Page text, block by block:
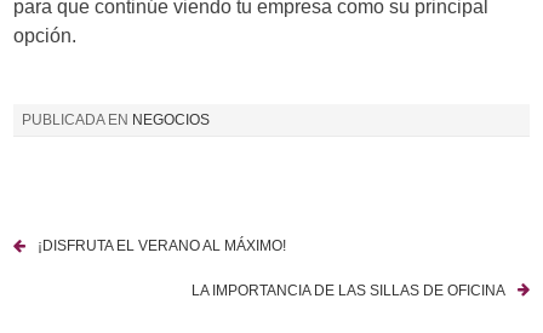
para que continúe viendo tu empresa como su principal
opción.
PUBLICADA EN NEGOCIOS
¡DISFRUTA EL VERANO AL MÁXIMO!
LA IMPORTANCIA DE LAS SILLAS DE OFICINA